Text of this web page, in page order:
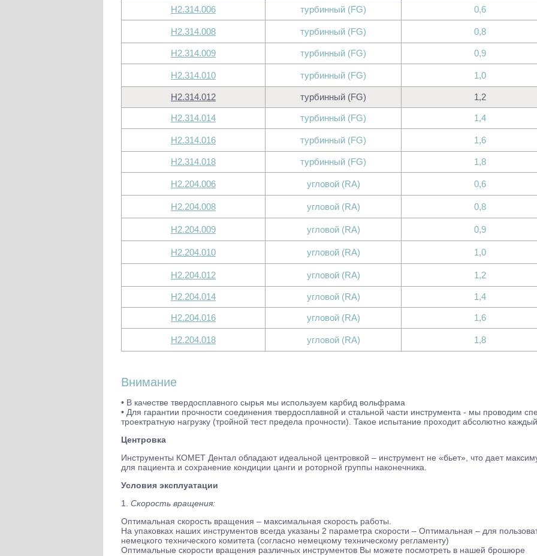
H2.314.006 турбинный (FG) 0,6
H2.314.008 турбинный (FG) 0,8
H2.314.009 турбинный (FG) 0,9
H2.314.010 турбинный (FG) 1,0
H2.314.012 турбинный (FG) 1,2
H2.314.014 турбинный (FG) 1,4
H2.314.016 турбинный (FG) 1,6
H2.314.018 турбинный (FG) 1,8
H2.204.006 угловой (RA) 0,6
H2.204.008 угловой (RA) 0,8
H2.204.009 угловой (RA) 0,9
H2.204.010 угловой (RA) 1,0
H2.204.012 угловой (RA) 1,2
H2.204.014 угловой (RA) 1,4
H2.204.016 угловой (RA) 1,6
H2.204.018 угловой (RA) 1,8
Внимание
• В качестве твердосплавного сырья мы используем карбид вольфрама
• Для гарантии прочности соединения твердосплавной и стальной части инструмента - мы проводим
троектратную нагрузку (тройной тест предела прочности). Такое испытание проходит абсолютно
Центровка
Инструменты КОМЕТ Дентал обладают идеальной центровкой – инструмент не «бьет», что дает
для пациента и сохранение кондиции цанги и роторной группы наконечника.
Условия эксплуатации
1. Скорость вращения:
Оптимальная скорость вращения – максимальная скорость работы.
На упаковках наших инструментов всегда указаны 2 параметра скорости – Оптимальная – для
немецкого технического комитета (согласно немецкому техническому регламенту)
Оптимальные скорости вращения различных инструментов Вы можете посмотреть в нашей брошюре